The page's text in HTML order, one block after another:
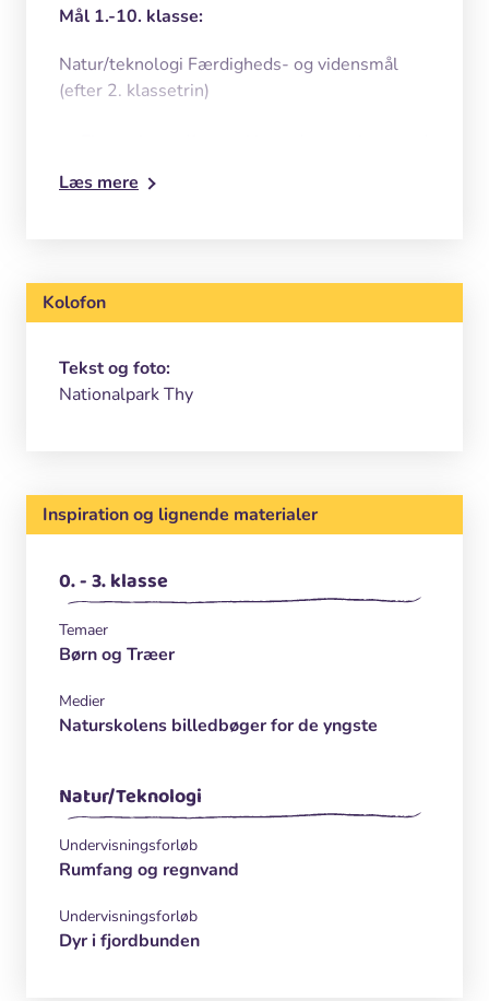
Mål 1.-10. klasse:
Natur/teknologi Færdigheds- og vidensmål
(efter 2. klassetrin)
brug af enkelt udstyr.
organismer i den nære natur.
organismers levested og bevægelse.
Læs mere
Kolofon
Tekst og foto:
Nationalpark Thy
Inspiration og lignende materialer
0. - 3. klasse
Temaer
Børn og Træer
Medier
Naturskolens billedbøger for de yngste
Natur/Teknologi
Undervisningsforløb
Rumfang og regnvand
Undervisningsforløb
Dyr i fjordbunden